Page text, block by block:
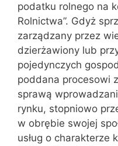
podatku rolnego na
Rolnictwa”. Gdyż
zarządzany przez
dzierżawiony lub
pojedynczych
poddana procesowi
sprawą
rynku, stopniowo
w obrębie swojej
usług o charakterze